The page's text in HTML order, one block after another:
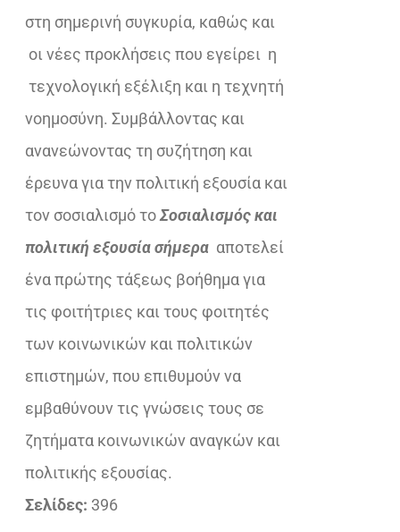
στη σημερινή συγκυρία, καθώς και
οι νέες προκλήσεις που εγείρει η
τεχνολογική εξέλιξη και η τεχνητή
νοημοσύνη. Συμβάλλοντας και
ανανεώνοντας τη συζήτηση και
έρευνα για την πολιτική εξουσία και
τον σοσιαλισμό τοΣοσιαλισμός και
πολιτική εξουσία σήμερα αποτελεί
ένα πρώτης τάξεως βοήθημα για
τις φοιτήτριες και τους φοιτητές
των κοινωνικών και πολιτικών
επιστημών, που επιθυμούν να
εμβαθύνουν τις γνώσεις τους σε
ζητήματα κοινωνικών αναγκών και
πολιτικής εξουσίας.
Σελίδες: 396